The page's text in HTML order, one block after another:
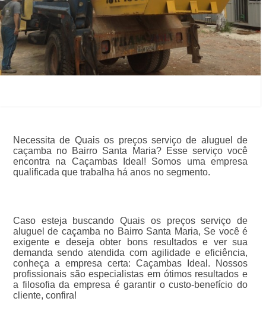
Necessita de Quais os preços serviço de aluguel de
caçamba no Bairro Santa Maria? Esse serviço você
encontra na Caçambas Ideal! Somos uma empresa
qualificada que trabalha há anos no segmento.
Caso esteja buscando Quais os preços serviço de
aluguel de caçamba no Bairro Santa Maria, Se você é
exigente e deseja obter bons resultados e ver sua
demanda sendo atendida com agilidade e eficiência,
conheça a empresa certa: Caçambas Ideal. Nossos
profissionais são especialistas em ótimos resultados e
a filosofia da empresa é garantir o custo-benefício do
cliente, confira!